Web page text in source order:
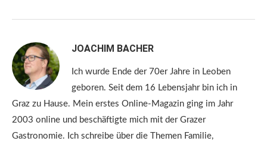
JOACHIM BACHER
Ich wurde Ende der 70er Jahre in Leoben
geboren. Seit dem 16 Lebensjahr bin ich in
Graz zu Hause. Mein erstes Online-Magazin ging im Jahr
2003 online und beschäftigte mich mit der Grazer
Gastronomie. Ich schreibe über die Themen Familie,